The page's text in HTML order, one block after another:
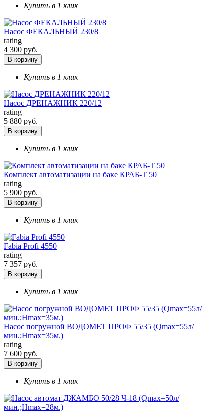
Купить в 1 клик
Насос ФЕКАЛЬНЫЙ 230/8
rating
4 300 руб.
В корзину
Купить в 1 клик
Насос ДРЕНАЖНИК 220/12
rating
5 880 руб.
В корзину
Купить в 1 клик
Комплект автоматизации на баке КРАБ-Т 50
rating
5 900 руб.
В корзину
Купить в 1 клик
Fabia Profi 4550
rating
7 357 руб.
В корзину
Купить в 1 клик
Насос погружной ВОДОМЕТ ПРОФ 55/35 (Qmax=55л/
мин.;Hmax=35м.)
rating
7 600 руб.
В корзину
Купить в 1 клик